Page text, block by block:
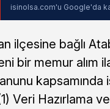
isinolsa.com'u Google'da
ilçesine bağlı
bir memur alım
Veri Hazırlama